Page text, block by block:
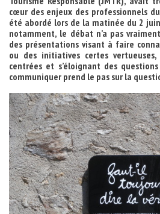
cœur des enjeux des professionnels
été abordé lors de la matinée du 2
notamment, le débat n’a pas
des présentations visant à faire
ou des initiatives certes
centrées et s’éloignant des
communiquer prend le pas sur la